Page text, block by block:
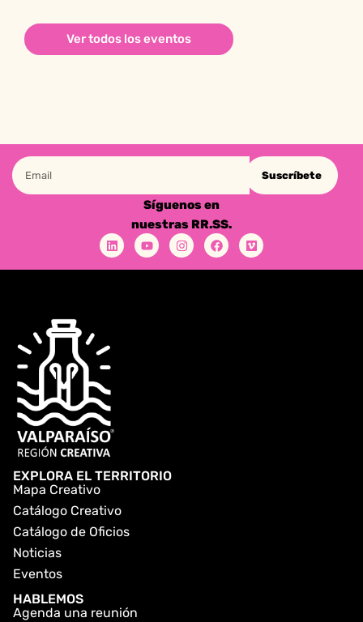
Ver todos los eventos
Suscríbete
Síguenos en
nuestras RR.SS.
EXPLORA EL TERRITORIO
Mapa Creativo
Catálogo Creativo
Catálogo de Oficios
Noticias
Eventos
HABLEMOS
Agenda una reunión